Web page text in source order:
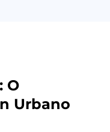
O
Urbano